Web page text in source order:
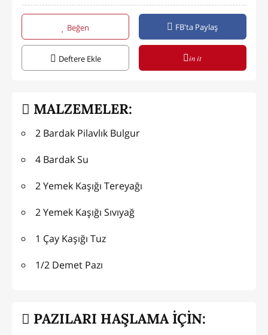
Beğen FB'ta Paylaş
Deftere Ekle in it
MALZEMELER:
2 Bardak Pilavlık Bulgur
4 Bardak Su
2 Yemek Kaşığı Tereyağı
2 Yemek Kaşığı Sıvıyağ
1 Çay Kaşığı Tuz
1/2 Demet Pazı
PAZILARI HAŞLAMA İÇİN: